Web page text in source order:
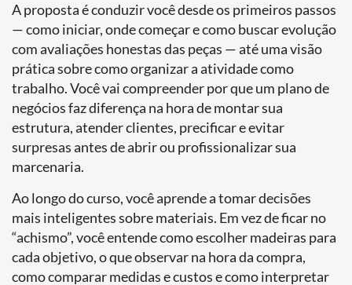
A proposta é conduzir você desde os primeiros passos
— como iniciar, onde começar e como buscar evolução
com avaliações honestas das peças — até uma visão
prática sobre como organizar a atividade como
trabalho. Você vai compreender por que um plano de
negócios faz diferença na hora de montar sua
estrutura, atender clientes, precificar e evitar
surpresas antes de abrir ou profissionalizar sua
marcenaria.
Ao longo do curso, você aprende a tomar decisões
mais inteligentes sobre materiais. Em vez de ficar no
“achismo”, você entende como escolher madeiras para
cada objetivo, o que observar na hora da compra,
como comparar medidas e custos e como interpretar